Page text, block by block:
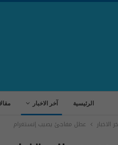
الرئيسية آخر الاخبار
الاخبار عطل مفاجئ يصيب إنستغرام